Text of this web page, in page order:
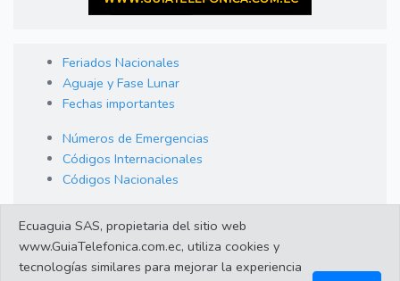
Feriados Nacionales
Aguaje y Fase Lunar
Fechas importantes
Números de Emergencias
Códigos Internacionales
Códigos Nacionales
Cambio de Divisas
Enlaces de interes
Ecuaguia SAS, propietaria del sitio web
www.GuiaTelefonica.com.ec, utiliza cookies y
tecnologías similares para mejorar la experiencia